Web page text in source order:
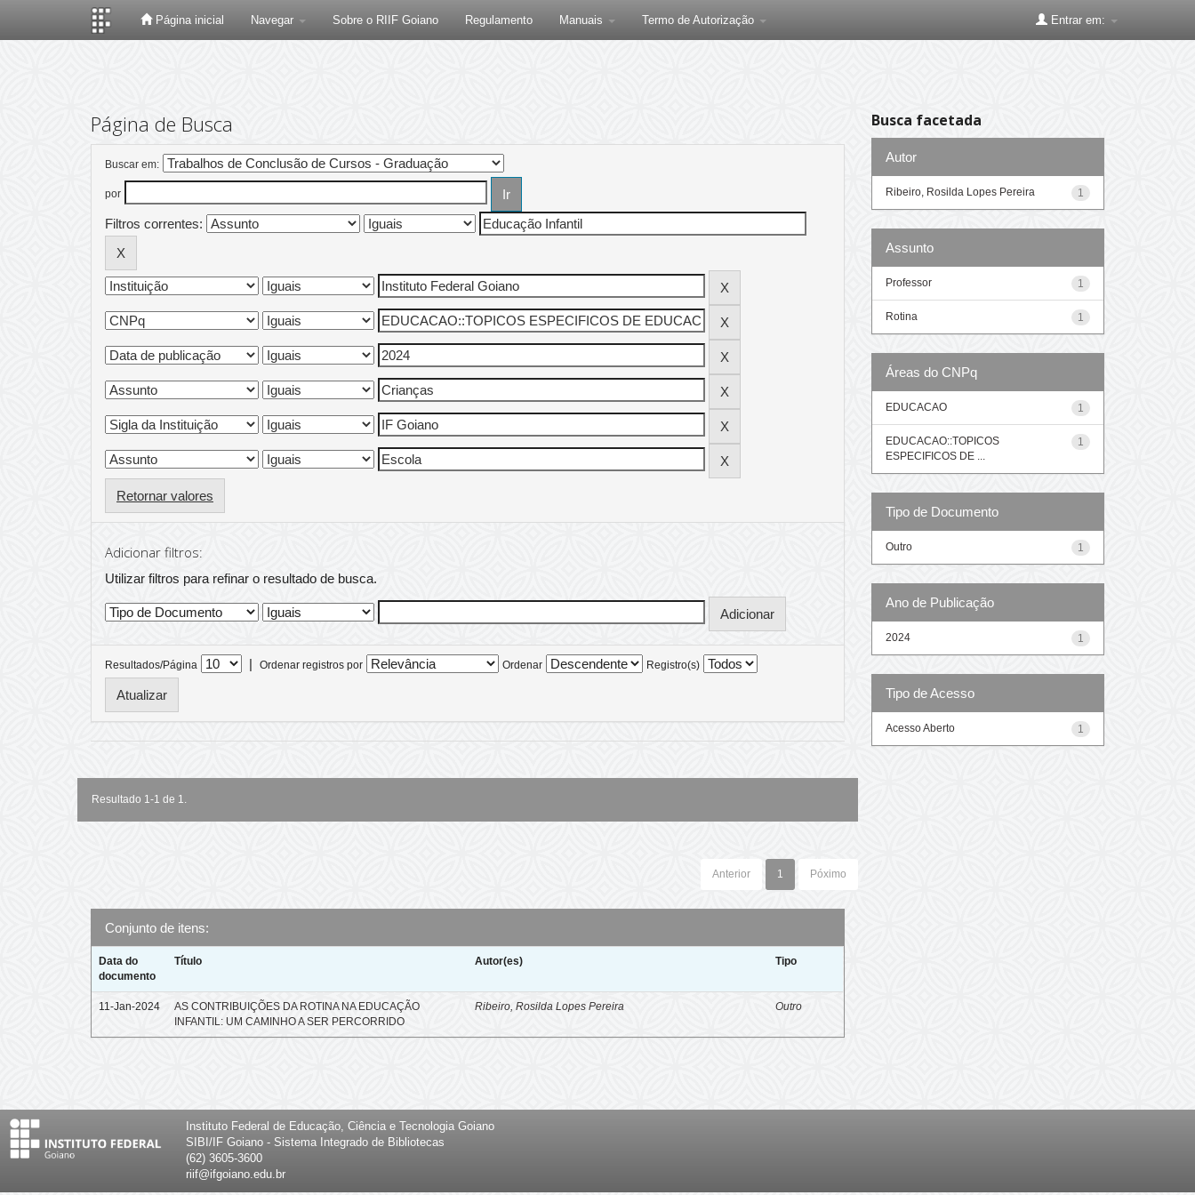
Página inicial Navegar Sobre o RIIF Goiano Regulamento Manuais Termo de Autorização Entrar em:
Página de Busca
Buscar em:
por
Filtros correntes:
Retornar valores
Adicionar filtros:
Utilizar filtros para refinar o resultado de busca.
Resultados/Página | Ordenar registros por Ordenar Registro(s)
Resultado 1-1 de 1.
Anterior 1 Póximo
Conjunto de itens:
Data do
documento
Título Autor(es) Tipo
11-Jan-2024
AS CONTRIBUIÇÕES DA ROTINA NA EDUCAÇÃO
INFANTIL: UM CAMINHO A SER PERCORRIDO
Ribeiro, Rosilda Lopes Pereira Outro
Busca facetada
Autor
1
Ribeiro, Rosilda Lopes Pereira
Assunto
1
Professor
1
Rotina
Áreas do CNPq
1
EDUCACAO
1
EDUCACAO::TOPICOS
ESPECIFICOS DE ...
Tipo de Documento
1
Outro
Ano de Publicação
1
2024
Tipo de Acesso
1
Acesso Aberto
Instituto Federal de Educação, Ciência e Tecnologia Goiano
SIBI/IF Goiano - Sistema Integrado de Bibliotecas
(62) 3605-3600
riif@ifgoiano.edu.br